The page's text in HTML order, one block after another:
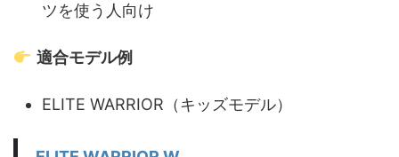
ツを使う人向け
適合モデル例
ELITE WARRIOR（キッズモデル）